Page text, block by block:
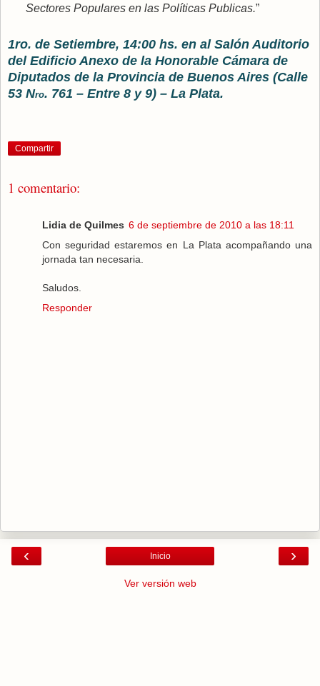
Sectores Populares en las Políticas Publicas.”
1ro. de Setiembre, 14:00 hs. en al Salón Auditorio
del Edificio Anexo de la Honorable Cámara de
Diputados de la Provincia de Buenos Aires (Calle
53 Nro. 761 – Entre 8 y 9) – La Plata.
Compartir
1 comentario:
Lidia de Quilmes 6 de septiembre de 2010 a las 18:11
Con seguridad estaremos en La Plata acompañando una
jornada tan necesaria.
Saludos.
Responder
‹ ›
Inicio
Ver versión web